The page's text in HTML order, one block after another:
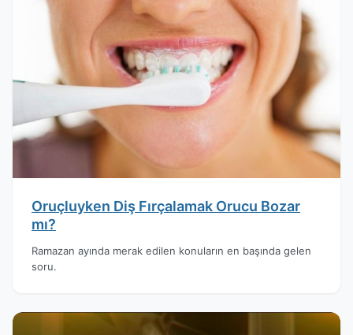
Oruçluyken Diş Fırçalamak Orucu Bozar
mı?
Ramazan ayında merak edilen konuların en başında gelen
soru.